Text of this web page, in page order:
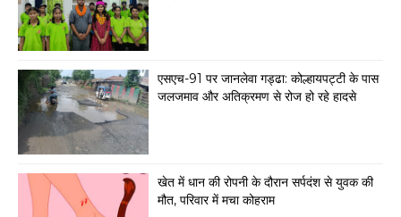
एसएच-91 पर जानलेवा गड्ढा: कोल्हायपट्टी के पास
जलजमाव और अतिक्रमण से रोज हो रहे हादसे
खेत में धान की रोपनी के दौरान सर्पदंश से युवक की
मौत, परिवार में मचा कोहराम